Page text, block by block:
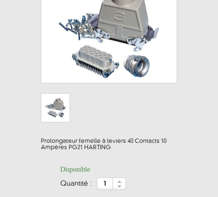
Prolongateur femelle à leviers 40 Contacts 10
Ampères PG21 HARTING
Disponible
quantité :